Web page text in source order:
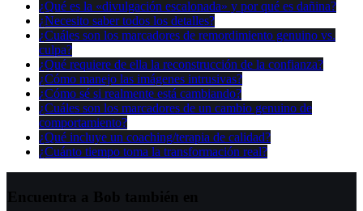
¿Qué es la «divulgación escalonada» y por qué es dañina?
¿Necesito saber todos los detalles?
¿Cuáles son los marcadores de remordimiento genuino vs.
culpa?
¿Qué requiere de ella la reconstrucción de la confianza?
¿Cómo manejo las imágenes intrusivas?
¿Cómo sé si realmente está cambiando?
¿Cuáles son los marcadores de un cambio genuino de
comportamiento?
¿Qué incluye un coaching/terapia de calidad?
¿Cuánto tiempo toma la transformación real?